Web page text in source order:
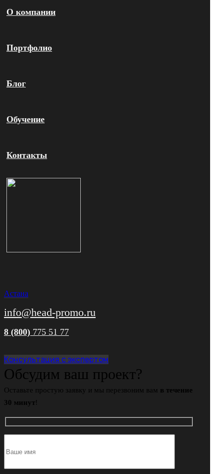
О компании
Портфолио
Блог
Обучение
Контакты
Астана
info@head-promo.ru
8 (800) 775 51 77
Консультация с экспертом
Обсудим ваш проект?
Оставьте простую заявку и мы перезвоним вам в течение
30 минут!